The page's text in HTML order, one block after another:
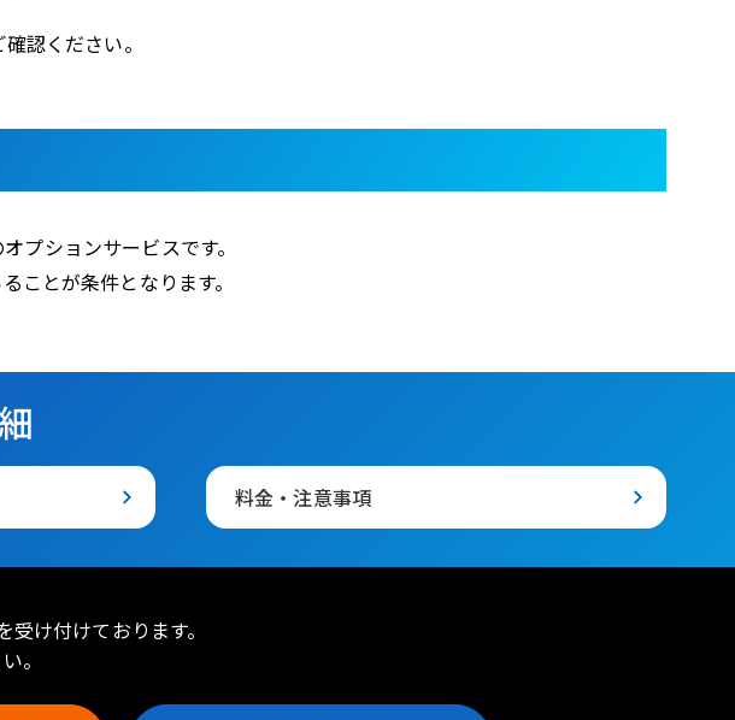
認ください。
ションサービスです。
とが条件となります。
料金・注意事項
け付けております。
。